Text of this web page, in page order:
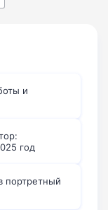
и
год
портретный